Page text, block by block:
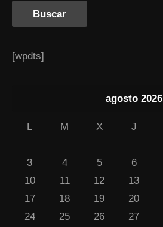
[wpdts]
agosto 2026
L M X J
3
4 5 6
10
11 12 13
17
18 19 20
24
25 26 27